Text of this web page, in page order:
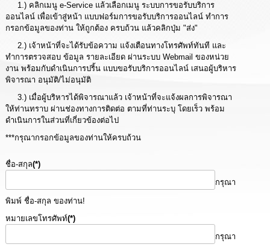
การ
จัด
ซื้อ
จัด
จ้าง
การ
เงิน
การ
คลัง
นโยบาย
No
Gift
ดำเนิน
1.) คลิกเมนู e-Service แล้วเลือกเมนู ระบบการขอรับบริการ
ออนไลน์ เพื่อเข้าสู่หน้า แบบฟอร์มการขอรับบริการออนไลน์ ทำการ
กรอกข้อมูลของท่าน ให้ถูกต้อง ครบถ้วน แล้วคลิกปุ่ม "ส่ง"
2.) เจ้าหน้าที่จะได้รับข้อความ แจ้งเตือนทางโทรศัพท์ทันที และ
ทำการตรวจสอบ ข้อมูล รายละเอียด ผ่านระบบ Webmail ของหน่วย
งาน พร้อมกับดำเนินการปริ้น แบบขอรับบริการออนไลน์ เสนอผู้บริหาร
พิจารณา อนุมัติ/ไม่อนุมัติ
3.) เมื่อผู้บริหารได้พิจารณาแล้ว เจ้าหน้าที่จะแจ้งผลการพิจารณา
ให้ท่านทราบ ผ่านช่องทางการติดต่อ ตามที่ท่านระบุ โดยเร็ว พร้อม
ดำเนินการในส่วนที่เกี่ยวข้องต่อไป
***กรุณากรอกข้อมูลของท่านให้ครบถ้วน
ชื่อ-สกุล(*)
กรุณา
พิมพ์ ชื่อ-สกุล ของท่าน!
หมายเลขโทรศัพท์(*)
กรุณา